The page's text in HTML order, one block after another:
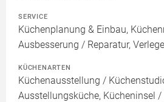
SERVICE
Küchenplanung & Einbau,
Ausbesserung / Reparatur,
KÜCHENARTEN
Küchenausstellung /
Ausstellungsküche, Kücheninsel /